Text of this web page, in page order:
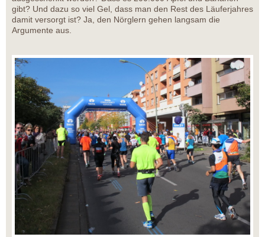
gibt? Und dazu so viel Gel, dass man den Rest des Läuferjahres
damit versorgt ist? Ja, den Nörglern gehen langsam die
Argumente aus.